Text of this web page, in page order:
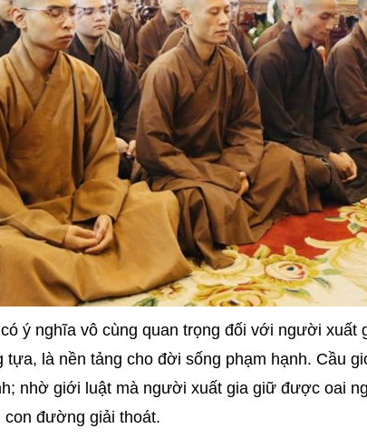
ý nghĩa vô cùng quan trọng đối với người xuất
tựa, là nền tảng cho đời sống phạm hạnh. Cầu
nhờ giới luật mà người xuất gia giữ được oai
con đường giải thoát.